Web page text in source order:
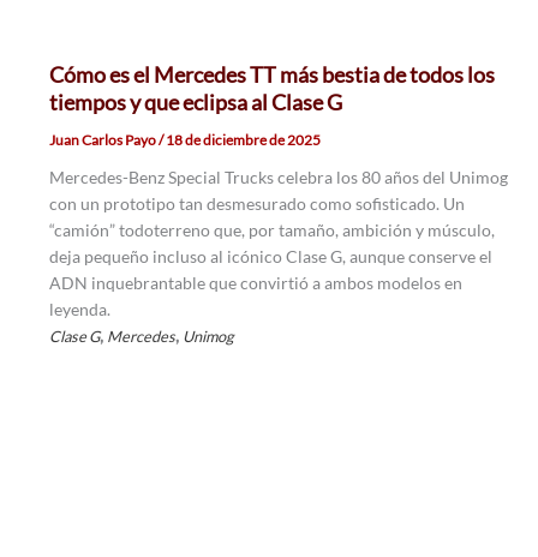
Cómo es el Mercedes TT más bestia de todos los
tiempos y que eclipsa al Clase G
Juan Carlos Payo/18 de diciembre de 2025
Mercedes-Benz Special Trucks celebra los 80 años del Unimog
con un prototipo tan desmesurado como sofisticado. Un
“camión” todoterreno que, por tamaño, ambición y músculo,
deja pequeño incluso al icónico Clase G, aunque conserve el
ADN inquebrantable que convirtió a ambos modelos en
leyenda.
Clase G, Mercedes, Unimog